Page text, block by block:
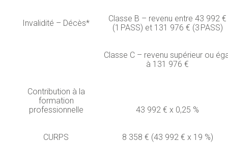
Invalidité – Décès*
Classe B – revenu entre 43 992 €
(1 PASS) et 131 976 € (3 PASS)
Classe C – revenu supérieur ou
à 131 976 €
Contribution à la
formation
professionnelle
43 992 € x 0,25 %
CURPS 8 358 € (43 992 € x 19 %)